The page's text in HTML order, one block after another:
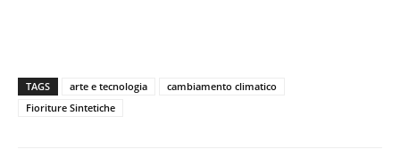
TAGS arte e tecnologia
cambiamento climatico
Fioriture Sintetiche